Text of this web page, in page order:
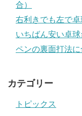
合）
右利きでも左で卓
いちばん安い卓球
ペンの裏面打法
カテゴリー
トピックス